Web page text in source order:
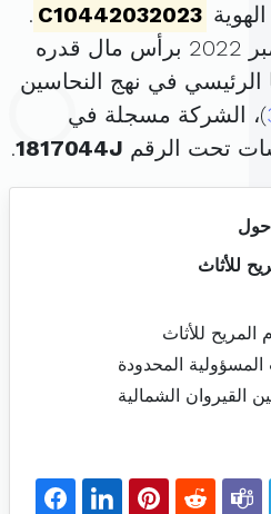
C10442032023
.
الرئيسي في نهج النحاسين
)، الشركة مسجلة في
تحت الرقم 1817044J
.
للأثاث
المريح للأثاث
المحدودة
القيروان الشمالية